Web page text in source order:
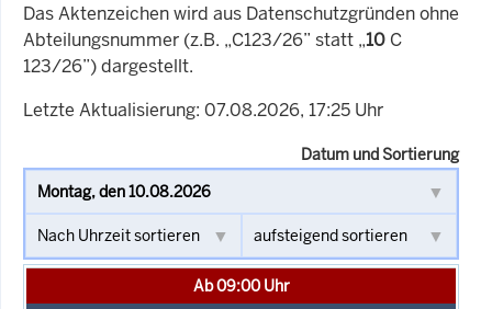
Das Aktenzeichen wird aus Datenschutzgründen ohne
Abteilungsnummer (z.B. „C123/26” statt „10 C
123/26”) dargestellt.
Letzte Aktualisierung: 07.08.2026, 17:25 Uhr
Datum und Sortierung
Ab 09:00 Uhr